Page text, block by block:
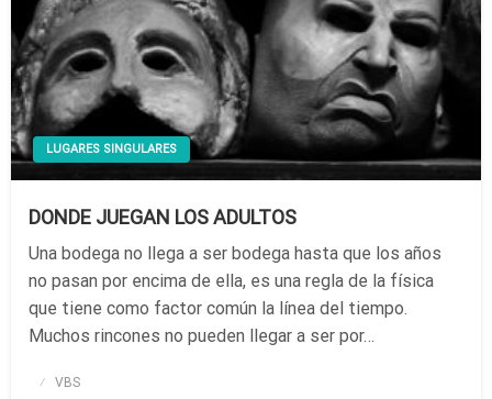
LUGARES SINGULARES
DONDE JUEGAN LOS ADULTOS
Una bodega no llega a ser bodega hasta que los años
no pasan por encima de ella, es una regla de la física
que tiene como factor común la línea del tiempo.
Muchos rincones no pueden llegar a ser por…
Publicado
VBS